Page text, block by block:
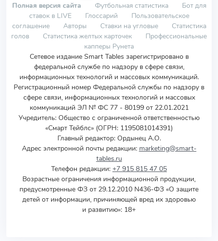
Полная версия сайта Футбольная статистика
Бот для
ставок в LIVE
Глоссарий
Пользовательское
соглашение
Авторы Ставки на угловые
Статистика
голов
Статистика желтых карточек
Профессиональные
капперы Рунета
Сетевое издание Smart Tables зарегистрировано в
федеральной службе по надзору в сфере связи,
информационных технологий и массовых коммуникаций.
Регистрационный номер Федеральной службы по надзору в
сфере связи, информационных технологий и массовых
коммуникаций ЭЛ № ФС 77 - 80199 от 22.01.2021
Учредитель: Общество с ограниченной ответственностью
«Смарт Тейблс» (ОГРН: 1195081014391)
Главный редактор: Ордынец А.О.
Адрес электронной почты редакции: marketing@smart-
tables.ru
Телефон редакции: +7 915 815 47 05
Возрастные ограничения информационной продукции,
предусмотренные ФЗ от 29.12.2010 N436-ФЗ «О защите
детей от информации, причиняющей вред их здоровью
и развитию»: 18+